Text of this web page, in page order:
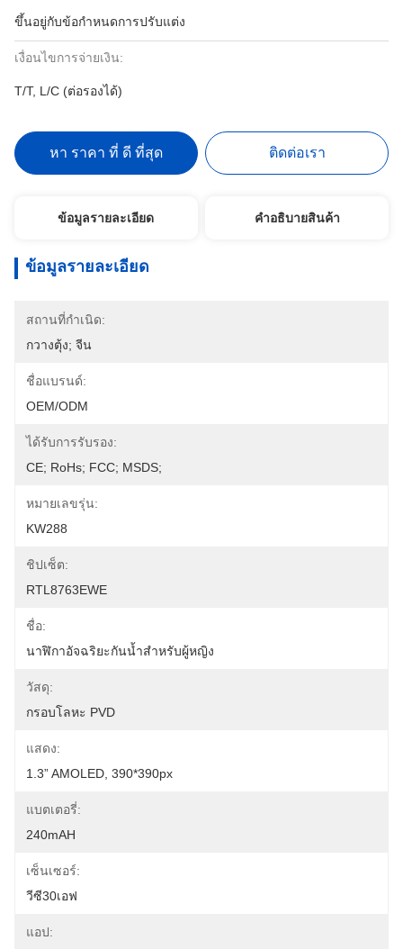
ขึ้นอยู่กับข้อกำหนดการปรับแต่ง
เงื่อนไขการจ่ายเงิน:
T/T, L/C (ต่อรองได้)
หา ราคา ที่ ดี ที่สุด ติดต่อเรา
ข้อมูลรายละเอียด คําอธิบายสินค้า
ข้อมูลรายละเอียด
สถานที่กำเนิด:
กวางตุ้ง; จีน
ชื่อแบรนด์:
OEM/ODM
ได้รับการรับรอง:
CE; RoHs; FCC; MSDS;
หมายเลขรุ่น:
KW288
ชิปเซ็ต:
RTL8763EWE
ชื่อ:
นาฬิกาอัจฉริยะกันน้ำสำหรับผู้หญิง
วัสดุ:
กรอบโลหะ PVD
แสดง:
1.3” AMOLED, 390*390px
แบตเตอรี่:
240mAH
เซ็นเซอร์:
วีซี30เอฟ
แอป: